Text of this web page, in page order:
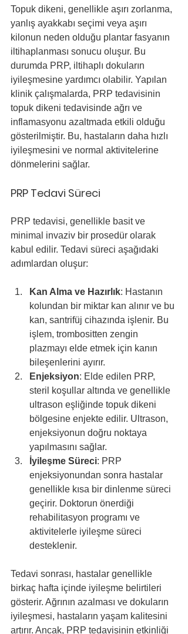
Topuk dikeni, genellikle aşırı zorlanma,
yanlış ayakkabı seçimi veya aşırı
kilonun neden olduğu plantar fasyanın
iltihaplanması sonucu oluşur. Bu
durumda PRP, iltihaplı dokuların
iyileşmesine yardımcı olabilir. Yapılan
klinik çalışmalarda, PRP tedavisinin
topuk dikeni tedavisinde ağrı ve
inflamasyonu azaltmada etkili olduğu
gösterilmiştir. Bu, hastaların daha hızlı
iyileşmesini ve normal aktivitelerine
dönmelerini sağlar.
PRP Tedavi Süreci
PRP tedavisi, genellikle basit ve
minimal invaziv bir prosedür olarak
kabul edilir. Tedavi süreci aşağıdaki
adımlardan oluşur:
Kan Alma ve Hazırlık: Hastanın
kolundan bir miktar kan alınır ve bu
kan, santrifüj cihazında işlenir. Bu
işlem, trombositten zengin
plazmayı elde etmek için kanın
bileşenlerini ayırır.
Enjeksiyon: Elde edilen PRP,
steril koşullar altında ve genellikle
ultrason eşliğinde topuk dikeni
bölgesine enjekte edilir. Ultrason,
enjeksiyonun doğru noktaya
yapılmasını sağlar.
İyileşme Süreci: PRP
enjeksiyonundan sonra hastalar
genellikle kısa bir dinlenme süreci
geçirir. Doktorun önerdiği
rehabilitasyon programı ve
aktivitelerle iyileşme süreci
desteklenir.
Tedavi sonrası, hastalar genellikle
birkaç hafta içinde iyileşme belirtileri
gösterir. Ağrının azalması ve dokuların
iyileşmesi, hastaların yaşam kalitesini
artırır. Ancak, PRP tedavisinin etkinliği